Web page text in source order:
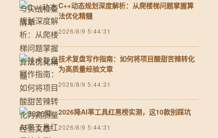
C++动态规划深度解析：从爬楼梯问题掌握算
法优化精髓
2026/8/9 5:44:31
技术复盘写作指南：如何将项目酸甜苦辣转化
为高质量经验文章
2026/8/9 5:44:31
2026降AI率工具红黑榜实测，这10款别踩坑
2026/8/9 5:44:31